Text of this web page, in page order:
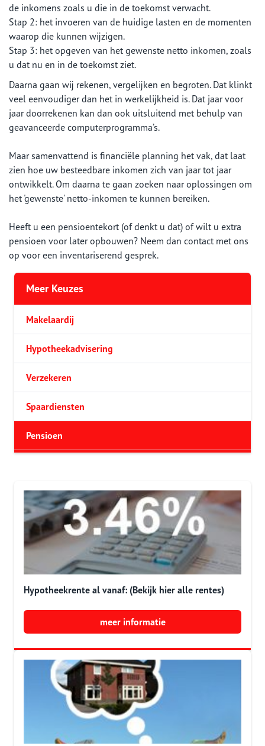
de inkomens zoals u die in de toekomst verwacht.
Stap 2: het invoeren van de huidige lasten en de momenten
waarop die kunnen wijzigen.
Stap 3: het opgeven van het gewenste netto inkomen, zoals
u dat nu en in de toekomst ziet.
Daarna gaan wij rekenen, vergelijken en begroten. Dat klinkt
veel eenvoudiger dan het in werkelijkheid is. Dat jaar voor
jaar doorrekenen kan dan ook uitsluitend met behulp van
geavanceerde computerprogramma’s.
Maar samenvattend is financiële planning het vak, dat laat
zien hoe uw besteedbare inkomen zich van jaar tot jaar
ontwikkelt. Om daarna te gaan zoeken naar oplossingen om
het 'gewenste' netto-inkomen te kunnen bereiken.
Heeft u een pensioentekort (of denkt u dat) of wilt u extra
pensioen voor later opbouwen? Neem dan contact met ons
op voor een inventariserend gesprek.
Meer Keuzes
Makelaardij
Hypotheekadvisering
Verzekeren
Spaardiensten
Pensioen
Hypotheekrente al vanaf: (Bekijk hier alle rentes)
meer informatie